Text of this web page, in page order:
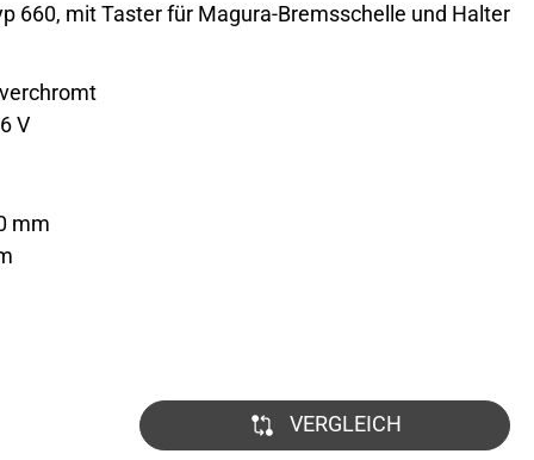
660, mit Taster für Magura-Bremsschelle und Halter
V
mm
VERGLEICH